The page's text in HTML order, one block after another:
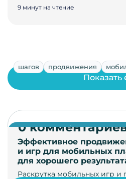
9 минут на чтение
шагов продвижения
Эффективное
и игр для мобильных
для хорошего
Раскрутка мобильных игр
Показать
0